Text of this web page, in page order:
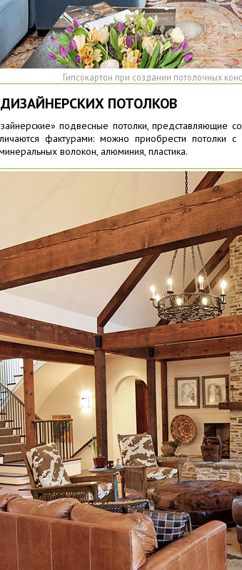
Гипсокартон при создании потолочных
ПОТОЛКОВ
подвесные потолки, представляющие
фактурами: можно приобрести потолки с
волокон, алюминия, пластика.